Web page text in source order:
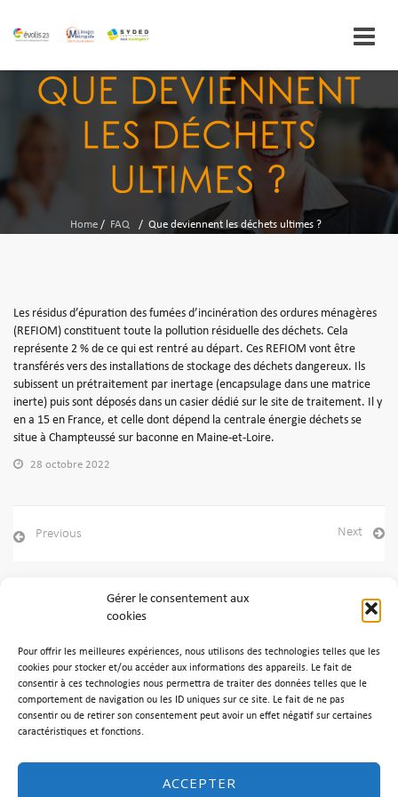
Gérer le consentement aux
cookies
Pour offrir les meilleures expériences, nous utilisons des technologies telles que les
cookies pour stocker et/ou accéder aux informations des appareils. Le fait de
consentir à ces technologies nous permettra de traiter des données telles que le
comportement de navigation ou les ID uniques sur ce site. Le fait de ne pas
consentir ou de retirer son consentement peut avoir un effet négatif sur certaines
caractéristiques et fonctions.
ACCEPTER
content
QUE DEVIENNENT
LES DÉCHETS
ULTIMES ?
Home / FAQ / Que deviennent les déchets ultimes ?
Les résidus d’épuration des fumées d’incinération des ordures ménagères
(REFIOM) constituent toute la pollution résiduelle des déchets. Cela
représente 2 % de ce qui est rentré au départ. Ces REFIOM vont être
transférés vers des installations de stockage des déchets dangereux. Ils
subissent un prétraitement par inertage (encapsulage dans une matrice
inerte) puis sont déposés dans un casier dédié sur le site de traitement. Il y
en a 15 en France, et celle dont dépend la centrale énergie déchets se
situe à Champteussé sur baconne en Maine-et-Loire.
28 octobre 2022
Previous Next
Archives
Aucune archive à afficher.
Catégories
Aucune catégorie